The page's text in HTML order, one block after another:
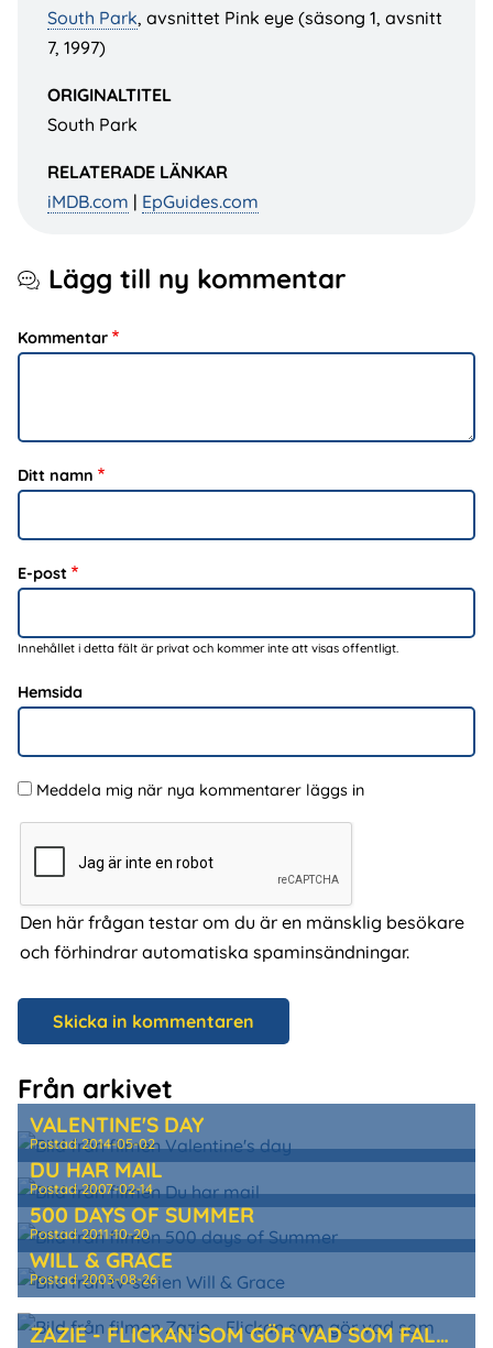
South Park, avsnittet Pink eye (säsong 1, avsnitt
7, 1997)
ORIGINALTITEL
South Park
RELATERADE LÄNKAR
iMDB.com | EpGuides.com
Lägg till ny kommentar
Kommentar
Ditt namn
E-post
Innehållet i detta fält är privat och kommer inte att visas offentligt.
Hemsida
Meddela mig när nya kommentarer läggs in
Den här frågan testar om du är en mänsklig besökare
och förhindrar automatiska spaminsändningar.
Från arkivet
VALENTINE'S DAY
Postad2014-05-02
DU HAR MAIL
Postad2007-02-14
500 DAYS OF SUMMER
Postad2011-10-20
WILL & GRACE
Postad2003-08-26
ZAZIE - FLICKAN SOM GÖR VAD SOM FALLER HENNE IN